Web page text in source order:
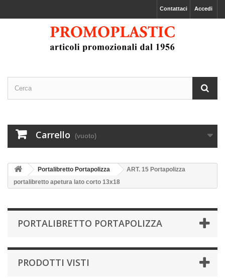
Accedi
Contattaci
Carrello (vuoto)
Portalibretto Portapolizza
ART. 15 Portapolizza
portalibretto apetura lato corto 13x18
PORTALIBRETTO PORTAPOLIZZA
PRODOTTI VISTI